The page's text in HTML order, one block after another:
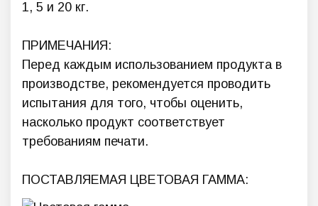
1, 5 и 20 кг.
ПРИМЕЧАНИЯ:
Перед каждым использованием продукта в
производстве, рекомендуется проводить
испытания для того, чтобы оценить,
насколько продукт соответствует
требованиям печати.
ПОСТАВЛЯЕМАЯ ЦВЕТОВАЯ ГАММА: